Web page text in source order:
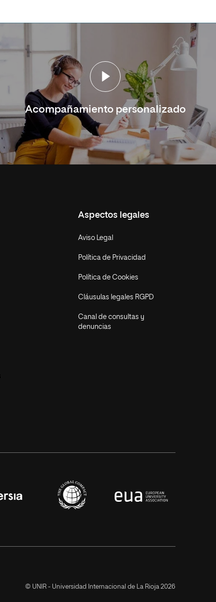
Acompañamiento personalizado
Aspectos legales
Aviso Legal
Política de Privacidad
Política de Cookies
Cláusulas legales RGPD
Canal de consultas y
denuncias
© UNIR - Universidad Internacional de La Rioja 2026